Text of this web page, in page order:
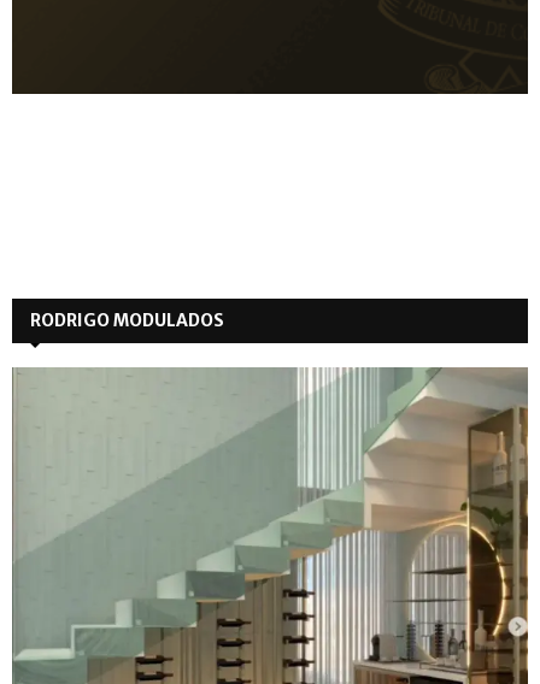
RODRIGO MODULADOS